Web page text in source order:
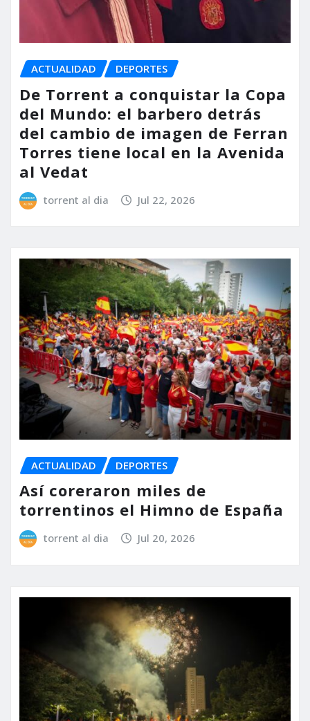
ACTUALIDAD DEPORTES
De Torrent a conquistar la Copa
del Mundo: el barbero detrás
del cambio de imagen de Ferran
Torres tiene local en la Avenida
al Vedat
torrent al dia Jul 22, 2026
ACTUALIDAD DEPORTES
Así coreraron miles de
torrentinos el Himno de España
torrent al dia Jul 20, 2026